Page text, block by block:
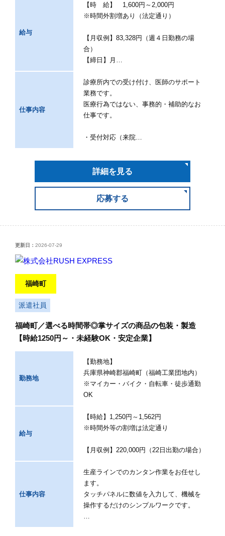
給与
【時 給】 1,600円～2,000円
※時間外割増あり（法定通り）
【月収例】83,328円（週４日勤務の場
合）
【締日】月…
仕事内容
診療所内での受け付け、医師のサポート
業務です。
医療行為ではない、事務的・補助的なお
仕事です。
・受付対応（来院…
詳細を見る
応募する
更新日： 2026-07-29
福崎町
派遣社員
福崎町／選べる時間帯◎掌サイズの商品の包装・製造
【時給1250円～・未経験OK・安定企業】
勤務地
【勤務地】
兵庫県神崎郡福崎町（福崎工業団地内）
※マイカー・バイク・自転車・徒歩通勤
OK
給与
【時給】1,250円～1,562円
※時間外等の割増は法定通り
【月収例】220,000円（22日出勤の場合）
仕事内容
生産ラインでのカンタン作業をお任せし
ます。
タッチパネルに数値を入力して、機械を
操作するだけのシンプルワークです。